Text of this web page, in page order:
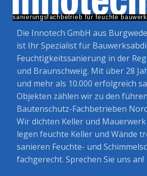
Die Innotech GmbH aus
ist Ihr Spezialist für
Feuchtigkeitssanierung in der
und Braunschweig. Mit über 28
und mehr als 10.000 erfolgreich
Objekten zählen wir zu den
Bautenschutz-Fachbetrieben
Wir dichten Keller und
legen feuchte Keller und Wände
sanieren Feuchte- und
fachgerecht. Sprechen Sie uns an!